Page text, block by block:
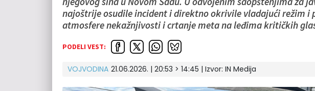
najoštrije osudile incident i direktno okrivile vladajući režim i
atmosfere nekažnjivosti i crtanje meta na leđima kritičkih
PODELI VEST:
VOJVODINA 21.06.2026. | 20:53 > 14:45 | Izvor: IN Medija